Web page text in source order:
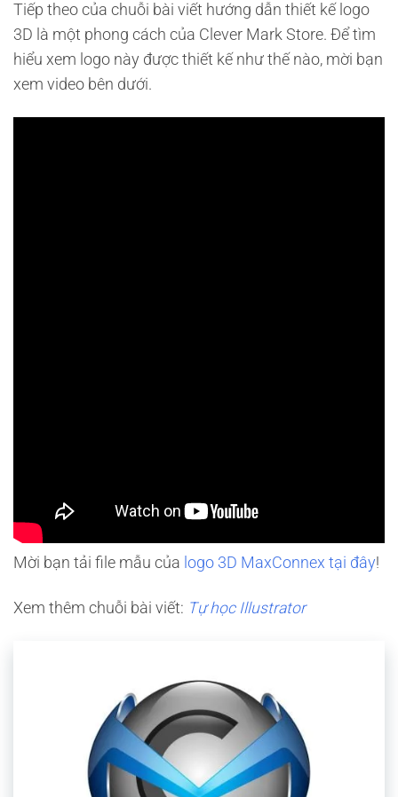
Tiếp theo của chuỗi bài viết hướng dẫn thiết kế logo
3D là một phong cách của Clever Mark Store. Để tìm
hiểu xem logo này được thiết kế như thế nào, mời bạn
xem video bên dưới.
Mời bạn tải file mẫu của logo 3D MaxConnex tại đây!
Xem thêm chuỗi bài viết: Tự học Illustrator